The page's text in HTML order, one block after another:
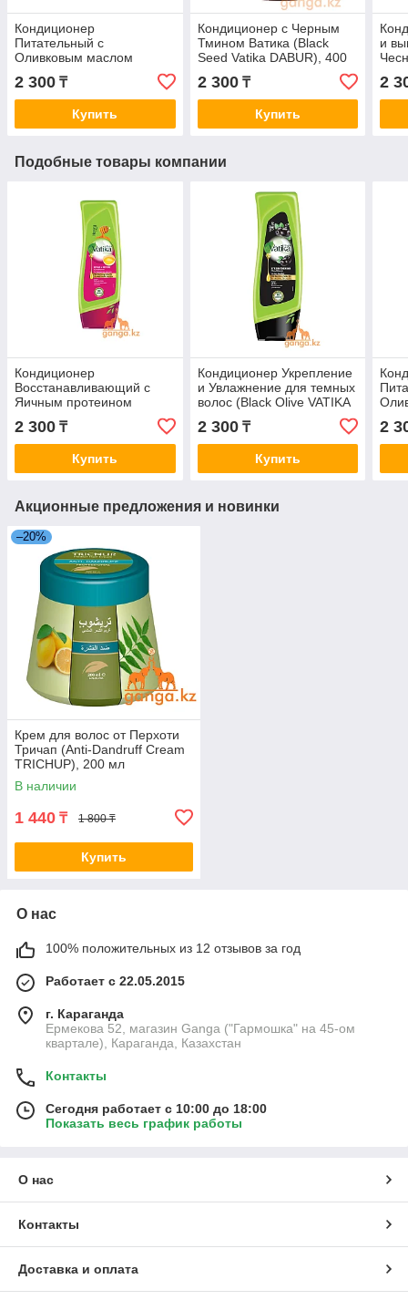
Кондиционер
Питательный с
Оливковым маслом
Ватика (Nourish & Protect
Vatika DABUR), 400 мл
2 300 ₸
Купить
Кондиционер с Черным
Тмином Ватика (Black
Seed Vatika DABUR), 400
2 300₸
Купить
и
2
Подобные товары компании
Кондиционер
Восстанавливающий с
Яичным протеином
Vatika DABUR), 400 мл
2 300 ₸
Купить
Кондиционер Укрепление
и Увлажнение для темных
волос (Black Olive VATIKA
2 300₸
Купить
2
Акционные предложения и новинки
–20%
Крем для волос от Перхоти
Тричап (Anti-Dandruff Cream
TRICHUP), 200 мл
В наличии
1 440 ₸ 1 800 ₸
Купить
О нас
100% положительных из 12 отзывов за год
Работает с 22.05.2015
г. Караганда
Ермекова 52, магазин Ganga ("Гармошка" на 45-ом
квартале), Караганда, Казахстан
Контакты
Сегодня работает с 10:00 до 18:00
Показать весь график работы
О нас
Контакты
Доставка и оплата